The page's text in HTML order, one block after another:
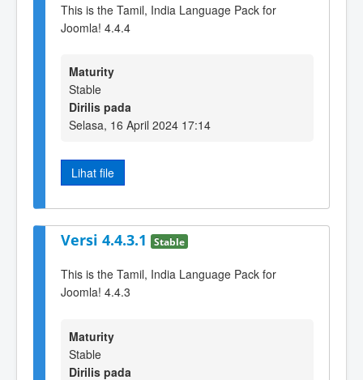
This is the Tamil, India Language Pack for
Joomla! 4.4.4
Maturity
Stable
Dirilis pada
Selasa, 16 April 2024 17:14
Lihat file
Versi 4.4.3.1 Stable
This is the Tamil, India Language Pack for
Joomla! 4.4.3
Maturity
Stable
Dirilis pada